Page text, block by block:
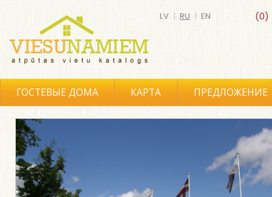
(0)
LV | RU | EN
ГОСТЕВЫЕ ДОМА КАРТА ПРЕДЛОЖЕНИЕ